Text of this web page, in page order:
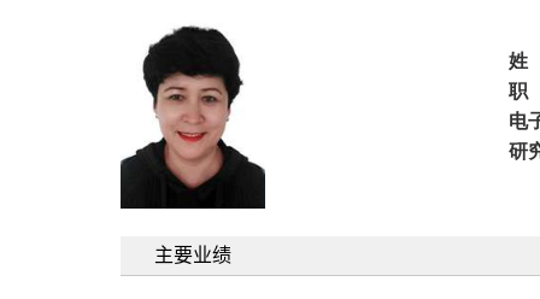
姓
电
研
主要业绩